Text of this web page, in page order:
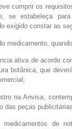
cumprir os
se estabeleça
exigido constar as
medicamento,
ativa de acordo
botânica, que
na Anvisa,
das peças
de